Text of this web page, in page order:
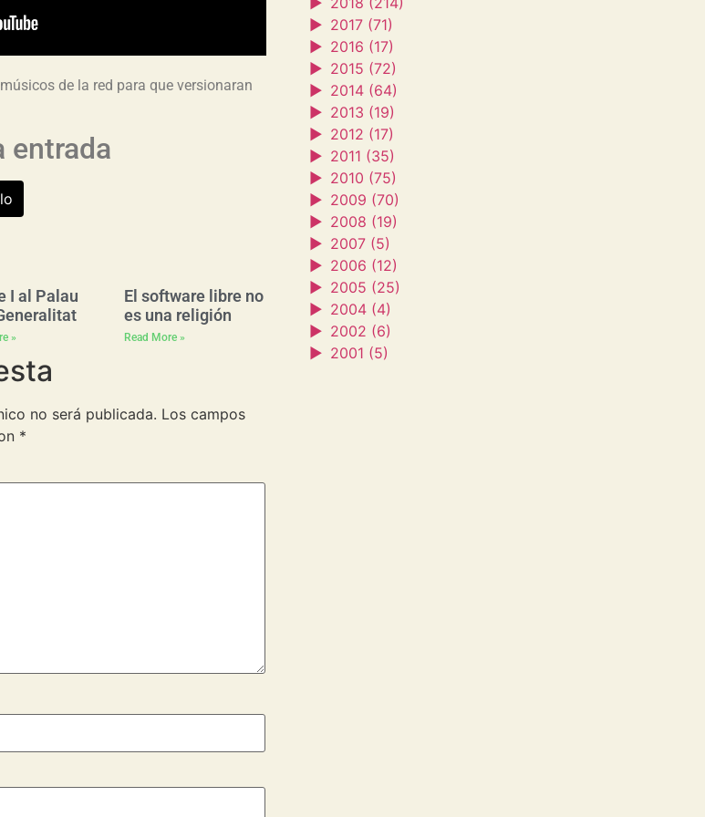
de la red para que versionaran
entrada
I al Palau
»
El software libre no
es una religión
Read More »
no será publicada. Los campos
*
► 2017 (71)
► 2016 (17)
► 2015 (72)
► 2014 (64)
► 2013 (19)
► 2012 (17)
► 2011 (35)
► 2010 (75)
► 2009 (70)
► 2008 (19)
► 2007 (5)
► 2006 (12)
► 2005 (25)
► 2004 (4)
► 2002 (6)
► 2001 (5)